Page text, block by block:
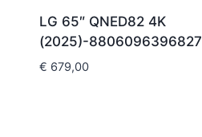
LG 65″ QNED82 4K
(2025)-8806096396827
€ 679,00